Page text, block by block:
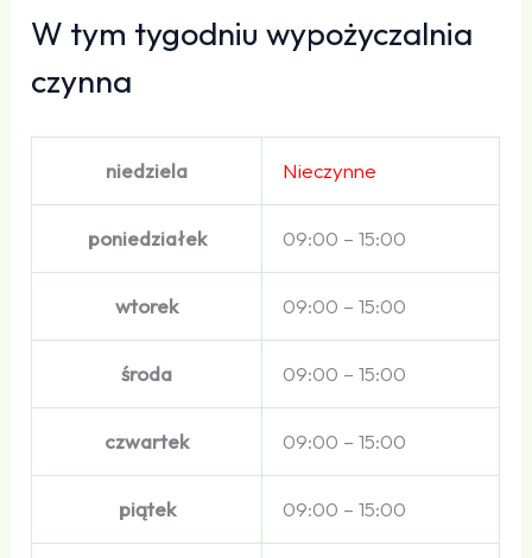
W tym tygodniu wypożyczalnia
czynna
niedziela Nieczynne
poniedziałek 09:00 – 15:00
wtorek 09:00 – 15:00
środa 09:00 – 15:00
czwartek 09:00 – 15:00
piątek 09:00 – 15:00